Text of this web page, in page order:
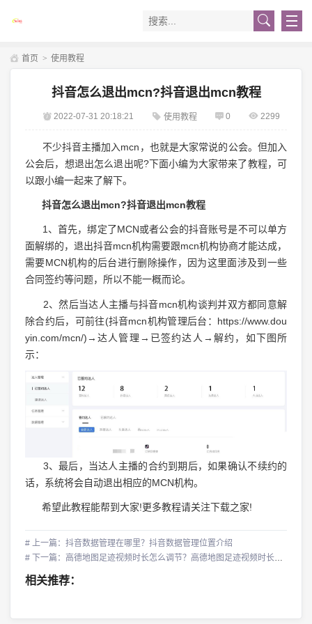
首页 > 使用教程
抖音怎么退出mcn?抖音退出mcn教程
2022-07-31 20:18:21 使用教程 0 2299
不少抖音主播加入mcn，也就是大家常说的公会。但加入
公会后，想退出怎么退出呢?下面小编为大家带来了教程，可
以跟小编一起来了解下。
抖音怎么退出mcn?抖音退出mcn教程
1、首先，绑定了MCN或者公会的抖音账号是不可以单方
面解绑的，退出抖音mcn机构需要跟mcn机构协商才能达成，
需要MCN机构的后台进行删除操作，因为这里面涉及到一些
合同签约等问题，所以不能一概而论。
2、然后当达人主播与抖音mcn机构谈判并双方都同意解
除合约后，可前往(抖音mcn机构管理后台：https://www.dou
yin.com/mcn/)→达人管理→已签约达人→解约，如下图所
示：
3、最后，当达人主播的合约到期后，如果确认不续约的
话，系统将会自动退出相应的MCN机构。
希望此教程能帮到大家!更多教程请关注下载之家!
# 上一篇：抖音数据管理在哪里？抖音数据管理位置介绍
# 下一篇：高德地图足迹视频时长怎么调节？高德地图足迹视频时长调节方法
相关推荐：